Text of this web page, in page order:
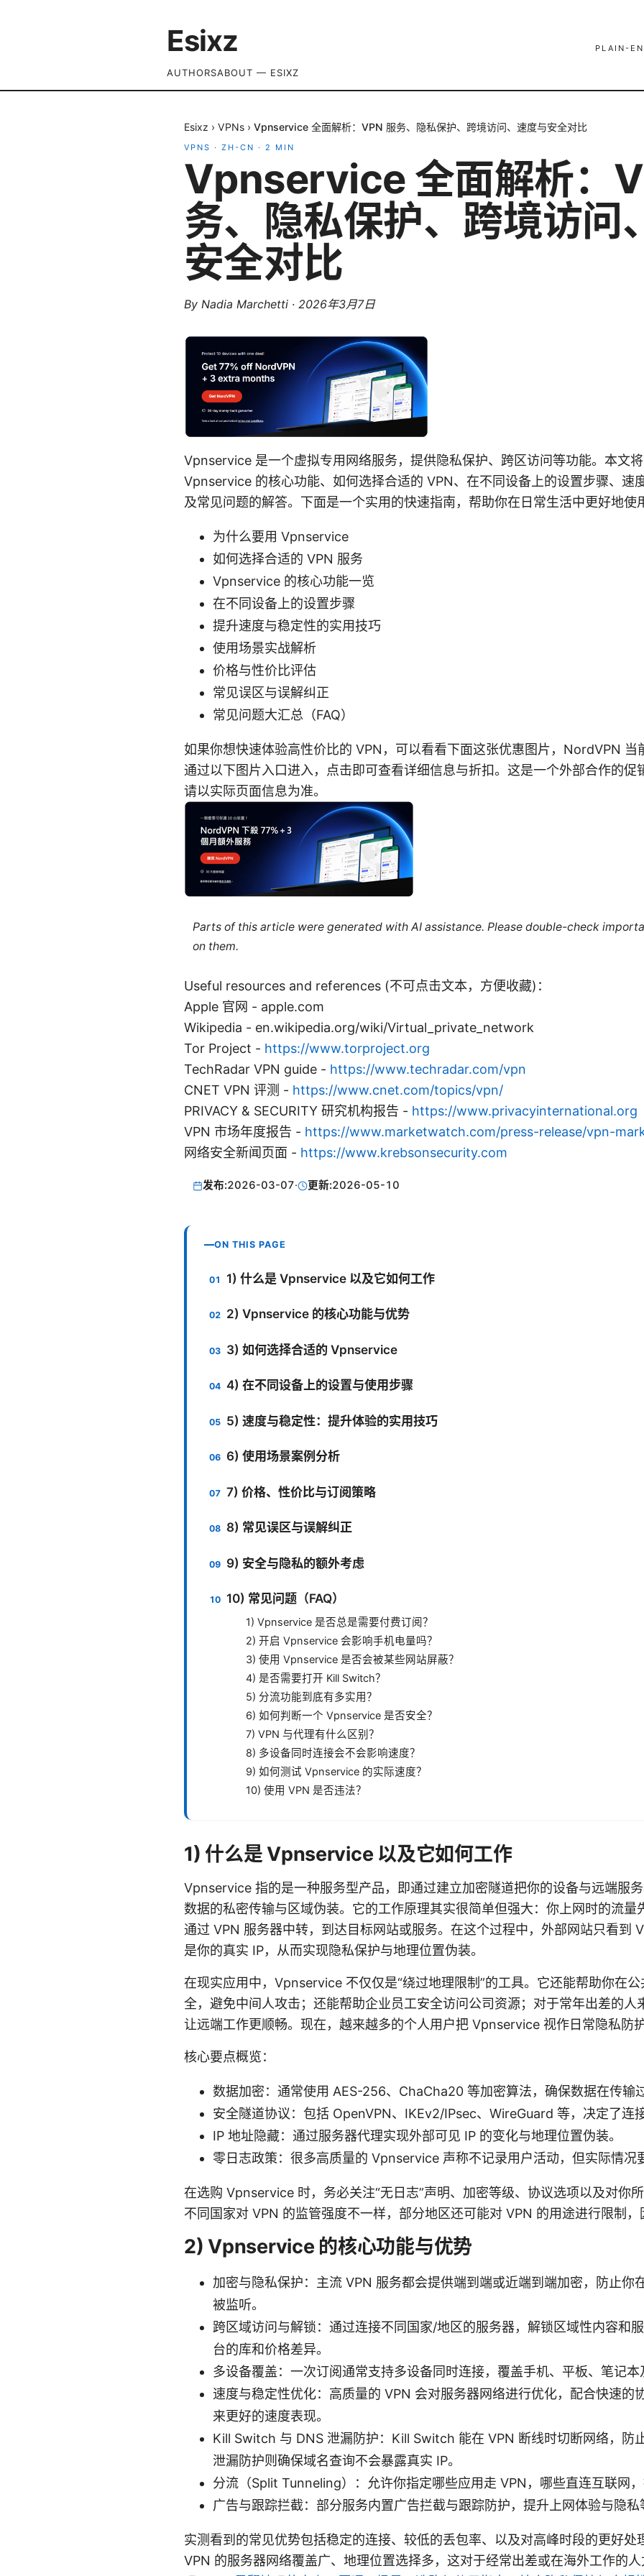
Esixz PLAIN-
AUTHORSABOUT — ESIXZ
Esixz › VPNs › Vpnservice 全面解析：VPN 服务、隐私保护、跨境访问、速度与安全对比
VPNS · ZH-CN · 2 MIN
Vpnservice 全面解析：
务、隐私保护、跨境访问
安全对比
By Nadia Marchetti · 2026年3月7日
Vpnservice 是一个虚拟专用网络服务，提供隐私保护、跨区访问等功能。本文
Vpnservice 的核心功能、如何选择合适的 VPN、在不同设备上的设置步骤、速
及常见问题的解答。下面是一个实用的快速指南，帮助你在日常生活中更好地
为什么要用 Vpnservice
如何选择合适的 VPN 服务
Vpnservice 的核心功能一览
在不同设备上的设置步骤
提升速度与稳定性的实用技巧
使用场景实战解析
价格与性价比评估
常见误区与误解纠正
常见问题大汇总（FAQ）
如果你想快速体验高性价比的 VPN，可以看看下面这张优惠图片，NordVPN 当
通过以下图片入口进入，点击即可查看详细信息与折扣。这是一个外部合作的促
请以实际页面信息为准。
Parts of this article were generated with AI assistance. Please double-check
on them.
Useful resources and references (不可点击文本，方便收藏)：
Apple 官网 - apple.com
Wikipedia - en.wikipedia.org/wiki/Virtual_private_network
Tor Project - https://www.torproject.org
TechRadar VPN guide - https://www.techradar.com/vpn
CNET VPN 评测 - https://www.cnet.com/topics/vpn/
PRIVACY & SECURITY 研究机构报告 - https://www.privacyinternational.org
VPN 市场年度报告 - https://www.marketwatch.com/press-release/vpn-
网络安全新闻页面 - https://www.krebsonsecurity.com
发布:2026-03-07· 更新:2026-05-10
ON THIS PAGE
1) 什么是 Vpnservice 以及它如何工作
2) Vpnservice 的核心功能与优势
3) 如何选择合适的 Vpnservice
4) 在不同设备上的设置与使用步骤
5) 速度与稳定性：提升体验的实用技巧
6) 使用场景案例分析
7) 价格、性价比与订阅策略
8) 常见误区与误解纠正
9) 安全与隐私的额外考虑
10) 常见问题（FAQ）
1) Vpnservice 是否总是需要付费订阅？
2) 开启 Vpnservice 会影响手机电量吗？
3) 使用 Vpnservice 是否会被某些网站屏蔽？
4) 是否需要打开 Kill Switch？
5) 分流功能到底有多实用？
6) 如何判断一个 Vpnservice 是否安全？
7) VPN 与代理有什么区别？
8) 多设备同时连接会不会影响速度？
9) 如何测试 Vpnservice 的实际速度？
10) 使用 VPN 是否违法？
1) 什么是 Vpnservice 以及它如何工作
Vpnservice 指的是一种服务型产品，即通过建立加密隧道把你的设备与远端服
数据的私密传输与区域伪装。它的工作原理其实很简单但强大：你上网时的流量
通过 VPN 服务器中转，到达目标网站或服务。在这个过程中，外部网站只看到
是你的真实 IP，从而实现隐私保护与地理位置伪装。
在现实应用中，Vpnservice 不仅仅是“绕过地理限制”的工具。它还能帮助你在
全，避免中间人攻击；还能帮助企业员工安全访问公司资源；对于常年出差的人
让远端工作更顺畅。现在，越来越多的个人用户把 Vpnservice 视作日常隐私防
核心要点概览：
数据加密：通常使用 AES-256、ChaCha20 等加密算法，确保数据在传输
安全隧道协议：包括 OpenVPN、IKEv2/IPsec、WireGuard 等，决定了连
IP 地址隐藏：通过服务器代理实现外部可见 IP 的变化与地理位置伪装。
零日志政策：很多高质量的 Vpnservice 声称不记录用户活动，但实际情况
在选购 Vpnservice 时，务必关注“无日志”声明、加密等级、协议选项以及对你
不同国家对 VPN 的监管强度不一样，部分地区还可能对 VPN 的用途进行限制
2) Vpnservice 的核心功能与优势
加密与隐私保护：主流 VPN 服务都会提供端到端或近端到端加密，防止你
被监听。
跨区域访问与解锁：通过连接不同国家/地区的服务器，解锁区域性内容和
台的库和价格差异。
多设备覆盖：一次订阅通常支持多设备同时连接，覆盖手机、平板、笔记
速度与稳定性优化：高质量的 VPN 会对服务器网络进行优化，配合快速的
来更好的速度表现。
Kill Switch 与 DNS 泄漏防护：Kill Switch 能在 VPN 断线时切断网络，防
泄漏防护则确保域名查询不会暴露真实 IP。
分流（Split Tunneling）：允许你指定哪些应用走 VPN，哪些直连互联网
广告与跟踪拦截：部分服务内置广告拦截与跟踪防护，提升上网体验与隐私
实测看到的常见优势包括稳定的连接、较低的丢包率、以及对高峰时段的更好处
VPN 的服务器网络覆盖广、地理位置选择多，这对于经常出差或在海外工作的